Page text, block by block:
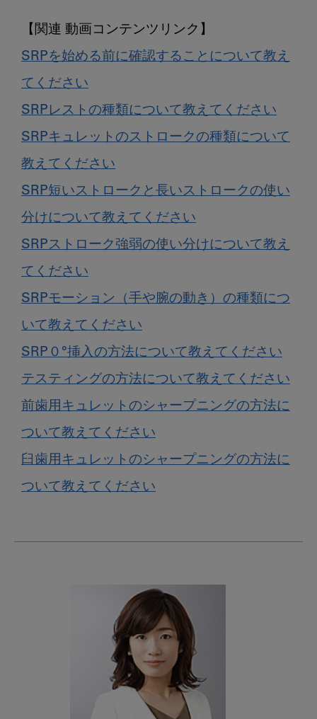
SRPを始める前に確認することについて教え
てください
SRPレストの種類について教えてください
SRPキュレットのストロークの種類について
教えてください
SRP短いストロークと長いストロークの使い
分けについて教えてください
SRPストローク強弱の使い分けについて教え
てください
SRPモーション（手や腕の動き）の種類につ
いて教えてください
SRP０°挿入の方法について教えてください
テスティングの方法について教えてください
前歯用キュレットのシャープニングの方法に
ついて教えてください
臼歯用キュレットのシャープニングの方法に
ついて教えてください